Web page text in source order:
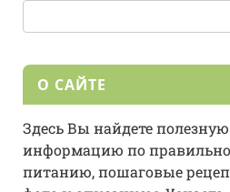
О САЙТЕ
Здесь Вы найдете полезную
информацию по
питанию, пошаговые